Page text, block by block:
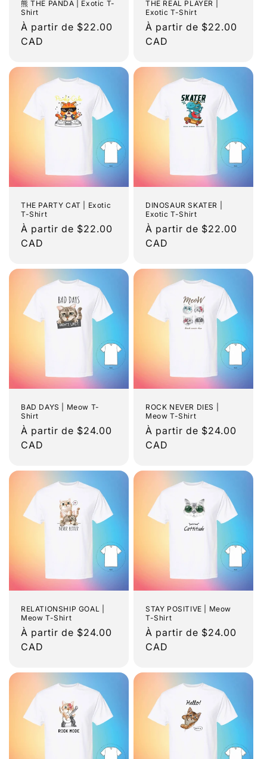
熊 THE PANDA | Exotic T-
Shirt
Prix
habituel
À partir de $22.00
CAD
THE REAL PLAYER |
Exotic T-Shirt
Prix
habituel
À partir de $22.00
CAD
THE PARTY CAT | Exotic
T-Shirt
Prix
habituel
À partir de $22.00
CAD
DINOSAUR SKATER |
Exotic T-Shirt
Prix
habituel
À partir de $22.00
CAD
BAD DAYS | Meow T-
Shirt
Prix
habituel
À partir de $24.00
CAD
ROCK NEVER DIES |
Meow T-Shirt
Prix
habituel
À partir de $24.00
CAD
RELATIONSHIP GOAL |
Meow T-Shirt
Prix
habituel
À partir de $24.00
CAD
STAY POSITIVE | Meow
T-Shirt
Prix
habituel
À partir de $24.00
CAD